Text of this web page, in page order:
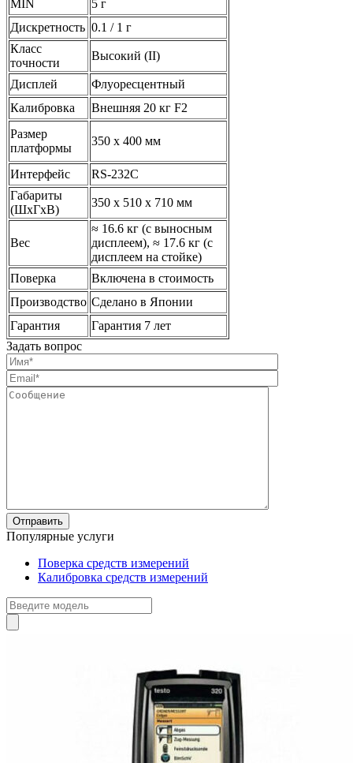
MIN
5 г
Дискретность 0.1 / 1 г
Класс
точности
Высокий (II)
Дисплей
Флуоресцентный
Калибровка
Внешняя 20 кг F2
Размер
платформы
350 х 400 мм
Интерфейс
RS-232C
Габариты
(ШхГхВ)
350 х 510 х 710 мм
Вес
≈ 16.6 кг (с выносным
дисплеем), ≈ 17.6 кг (с
дисплеем на стойке)
Поверка
Включена в стоимость
Производство Сделано в Японии
Гарантия
Гарантия 7 лет
Задать вопрос
Популярные услуги
Поверка средств измерений
Калибровка средств измерений